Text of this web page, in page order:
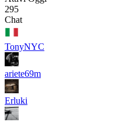
295
Chat
TonyNYC
ariete69m
Erluki